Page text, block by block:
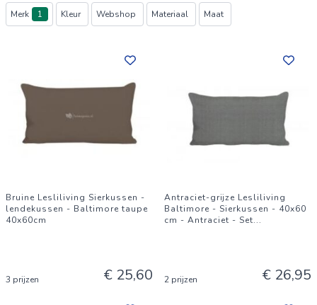
Producten
Merk 1 Kleur Webshop Materiaal Maat
Bruine Lesliliving Sierkussen -
lendekussen - Baltimore taupe
40x60cm
3 prijzen € 25,60
Antraciet-grijze Lesliliving
Baltimore - Sierkussen - 40x60
cm - Antraciet - Set...
2 prijzen € 26,95